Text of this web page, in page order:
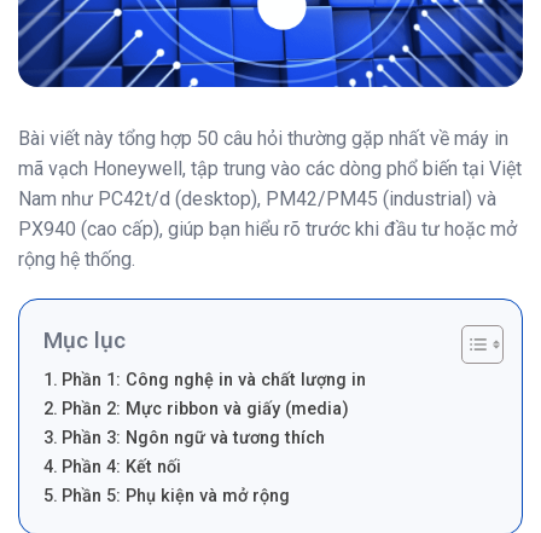
Bài viết này tổng hợp 50 câu hỏi thường gặp nhất về máy in
mã vạch Honeywell, tập trung vào các dòng phổ biến tại Việt
Nam như PC42t/d (desktop), PM42/PM45 (industrial) và
PX940 (cao cấp), giúp bạn hiểu rõ trước khi đầu tư hoặc mở
rộng hệ thống.
Mục lục
Phần 1: Công nghệ in và chất lượng in
Phần 2: Mực ribbon và giấy (media)
Phần 3: Ngôn ngữ và tương thích
Phần 4: Kết nối
Phần 5: Phụ kiện và mở rộng